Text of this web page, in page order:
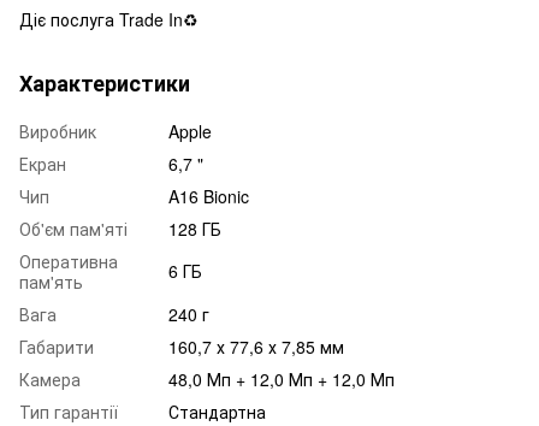
Діє послуга Trade In♻️
Характеристики
Виробник
Apple
Екран
6,7 "
Чип
A16 Bionic
Об'єм пам'яті
128 ГБ
Оперативна
пам'ять
6 ГБ
Вага
240 г
Габарити
160,7 х 77,6 х 7,85 мм
Камера
48,0 Мп + 12,0 Мп + 12,0 Мп
Тип гарантії
Стандартна